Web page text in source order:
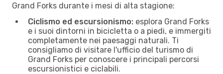
Grand Forks durante i mesi di alta stagione:
Ciclismo ed escursionismo: esplora Grand Forks
e i suoi dintorni in bicicletta o a piedi, e immergiti
completamente nei paesaggi naturali. Ti
consigliamo di visitare l'ufficio del turismo di
Grand Forks per conoscere i principali percorsi
escursionistici e ciclabili.